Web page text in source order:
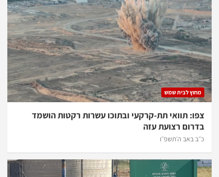
מחוץ לבית שמש
צפו: תוואי תת-קרקעי ובתוכו עשרות רקטות הושמד
בדרום רצועת עזה
כ״ב באב ה׳תשפ״ו